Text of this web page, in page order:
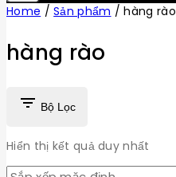
Home / Sản phẩm / hàng rào
hàng rào
Bộ Lọc
Hiển thị kết quả duy nhất